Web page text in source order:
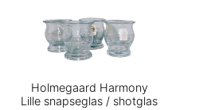
Holmegaard Harmony
Lille snapseglas / shotglas